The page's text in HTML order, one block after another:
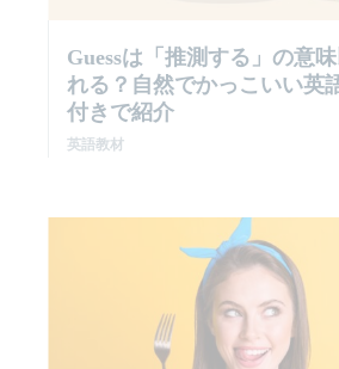
Guessは「推測する」の意
れる？自然でかっこいい英
付きで紹介
英語教材